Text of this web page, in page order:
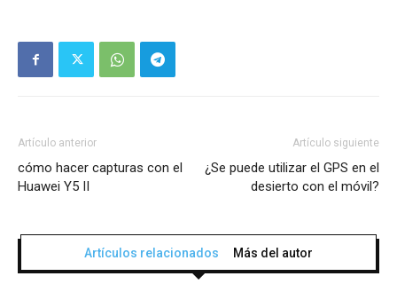
Artículo anterior
cómo hacer capturas con el
Huawei Y5 II
Artículo siguiente
¿Se puede utilizar el GPS en el
desierto con el móvil?
Artículos relacionados Más del autor